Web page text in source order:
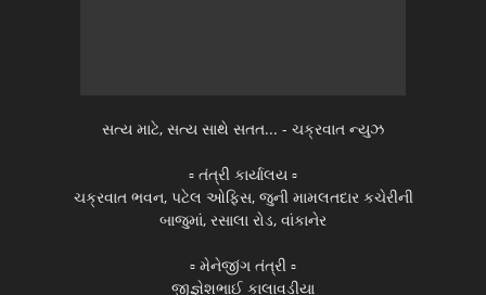
સત્ય માટે, સત્ય સાથે સતત... - ચક્રવાત ન્યુઝ
▫️ તંત્રી કાર્યાલય ▫️
ચક્રવાત ભવન, પટેલ ઓફિસ, જુની મામલતદાર કચેરીની
બાજુમાં, રસાલા રોડ, વાંકાનેર
▫️ મેનેજીંગ તંત્રી ▫️
જીજ્ઞેશભાઈ કાલાવડીયા